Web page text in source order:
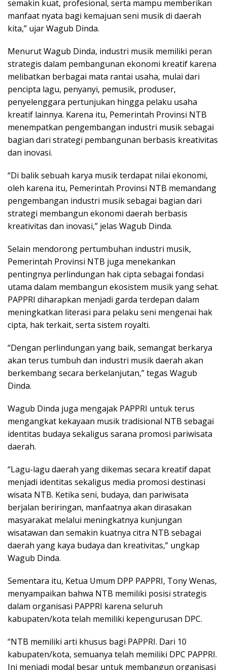
semakin kuat, profesional, serta mampu memberikan
manfaat nyata bagi kemajuan seni musik di daerah
kita,” ujar Wagub Dinda.
Menurut Wagub Dinda, industri musik memiliki peran
strategis dalam pembangunan ekonomi kreatif karena
melibatkan berbagai mata rantai usaha, mulai dari
pencipta lagu, penyanyi, pemusik, produser,
penyelenggara pertunjukan hingga pelaku usaha
kreatif lainnya. Karena itu, Pemerintah Provinsi NTB
menempatkan pengembangan industri musik sebagai
bagian dari strategi pembangunan berbasis kreativitas
dan inovasi.
“Di balik sebuah karya musik terdapat nilai ekonomi,
oleh karena itu, Pemerintah Provinsi NTB memandang
pengembangan industri musik sebagai bagian dari
strategi membangun ekonomi daerah berbasis
kreativitas dan inovasi,” jelas Wagub Dinda.
Selain mendorong pertumbuhan industri musik,
Pemerintah Provinsi NTB juga menekankan
pentingnya perlindungan hak cipta sebagai fondasi
utama dalam membangun ekosistem musik yang sehat.
PAPPRI diharapkan menjadi garda terdepan dalam
meningkatkan literasi para pelaku seni mengenai hak
cipta, hak terkait, serta sistem royalti.
“Dengan perlindungan yang baik, semangat berkarya
akan terus tumbuh dan industri musik daerah akan
berkembang secara berkelanjutan,” tegas Wagub
Dinda.
Wagub Dinda juga mengajak PAPPRI untuk terus
mengangkat kekayaan musik tradisional NTB sebagai
identitas budaya sekaligus sarana promosi pariwisata
daerah.
“Lagu-lagu daerah yang dikemas secara kreatif dapat
menjadi identitas sekaligus media promosi destinasi
wisata NTB. Ketika seni, budaya, dan pariwisata
berjalan beriringan, manfaatnya akan dirasakan
masyarakat melalui meningkatnya kunjungan
wisatawan dan semakin kuatnya citra NTB sebagai
daerah yang kaya budaya dan kreativitas,” ungkap
Wagub Dinda.
Sementara itu, Ketua Umum DPP PAPPRI, Tony Wenas,
menyampaikan bahwa NTB memiliki posisi strategis
dalam organisasi PAPPRI karena seluruh
kabupaten/kota telah memiliki kepengurusan DPC.
“NTB memiliki arti khusus bagi PAPPRI. Dari 10
kabupaten/kota, semuanya telah memiliki DPC PAPPRI.
Ini menjadi modal besar untuk membangun organisasi